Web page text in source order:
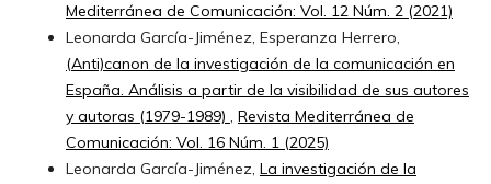
Mediterránea de Comunicación: Vol. 12 Núm. 2 (2021)
Leonarda García-Jiménez, Esperanza Herrero,
(Anti)canon de la investigación de la comunicación en
España. Análisis a partir de la visibilidad de sus autores
y autoras (1979-1989) , Revista Mediterránea de
Comunicación: Vol. 16 Núm. 1 (2025)
Leonarda García-Jiménez, La investigación de la